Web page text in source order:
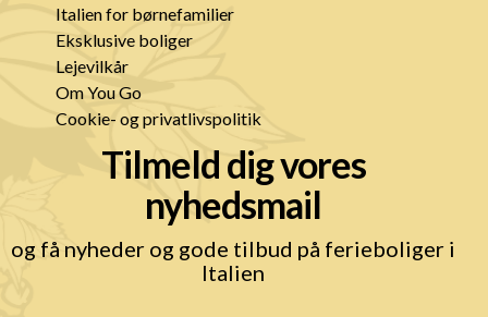
Italien for børnefamilier
Eksklusive boliger
Lejevilkår
Om You Go
Cookie- og privatlivspolitik
Tilmeld dig vores
nyhedsmail
og få nyheder og gode tilbud på ferieboliger i
Italien